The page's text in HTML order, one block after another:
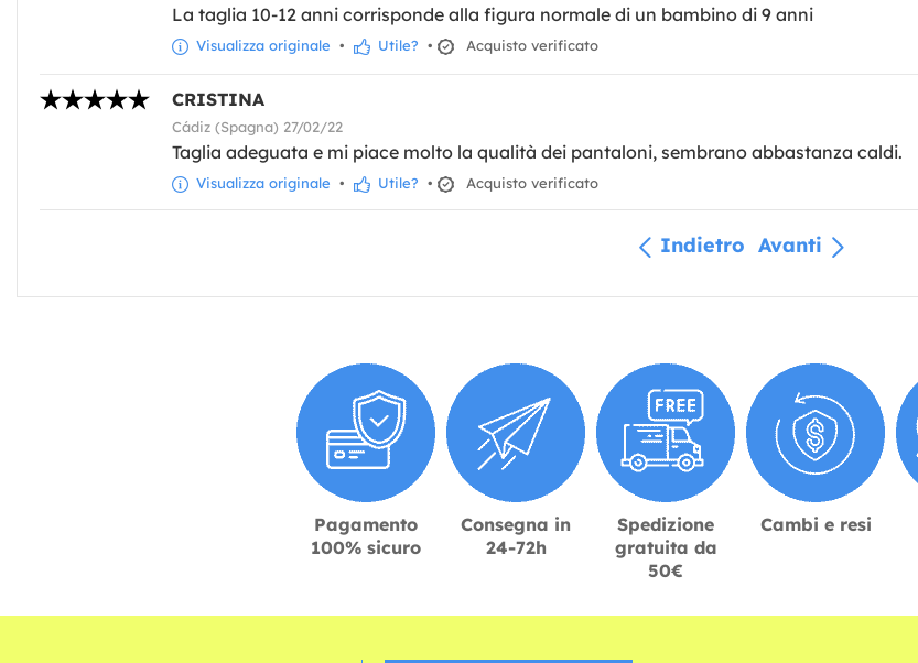
La taglia 10-12 anni corrisponde alla figura normale di un bambino di 9 anni
Visualizza originale • Utile? • Acquisto verificato
CRISTINA
Cádiz (Spagna) 27/02/22
Taglia adeguata e mi piace molto la qualità dei pantaloni, sembrano abbastanza caldi.
Visualizza originale • Utile? • Acquisto verificato
Indietro Avanti
Pagamento
100% sicuro
Consegna in
24-72h
Spedizione
gratuita da
50€
Cambi e resi